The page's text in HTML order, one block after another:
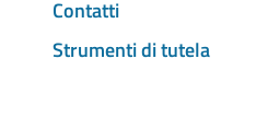
Contatti
Strumenti di tutela